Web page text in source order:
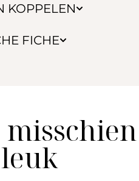
KOPPELEN
FICHE